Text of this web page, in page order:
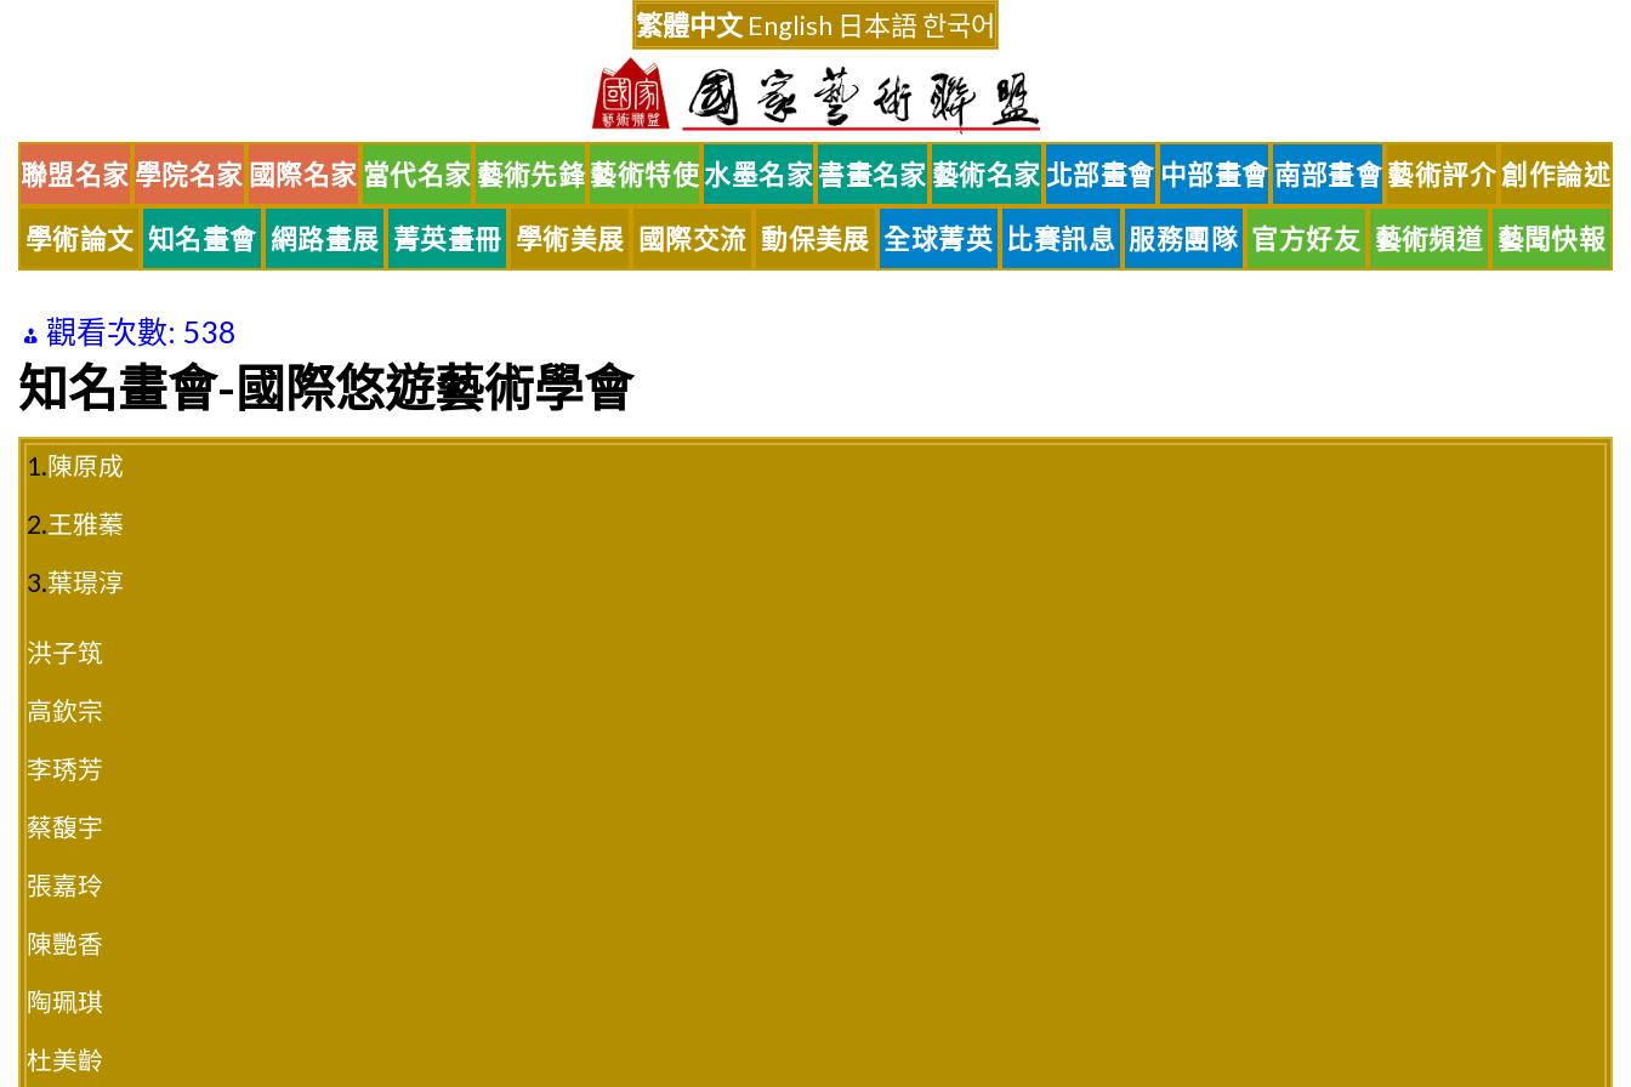
繁體中文 English 日本語한국어
聯盟名家 學院名家 國際名家 當代名家 藝術先鋒藝術特使水墨名家 書畫名家 藝術名家 北部畫會 中部畫會 南部畫會藝術評介創作論述
學術論文 知名畫會 網路畫展 菁英畫冊 學術美展 國際交流 動保美展 全球菁英 比賽訊息 服務團隊 官方好友 藝術頻道 藝聞快報
觀看次數: 538
知名畫會-國際悠遊藝術學會
1.陳原成
2.王雅蓁
3.葉璟淳
洪子筑
高欽宗
李琇芳
蔡馥宇
張嘉玲
陳艷香
陶珮琪
杜美齡